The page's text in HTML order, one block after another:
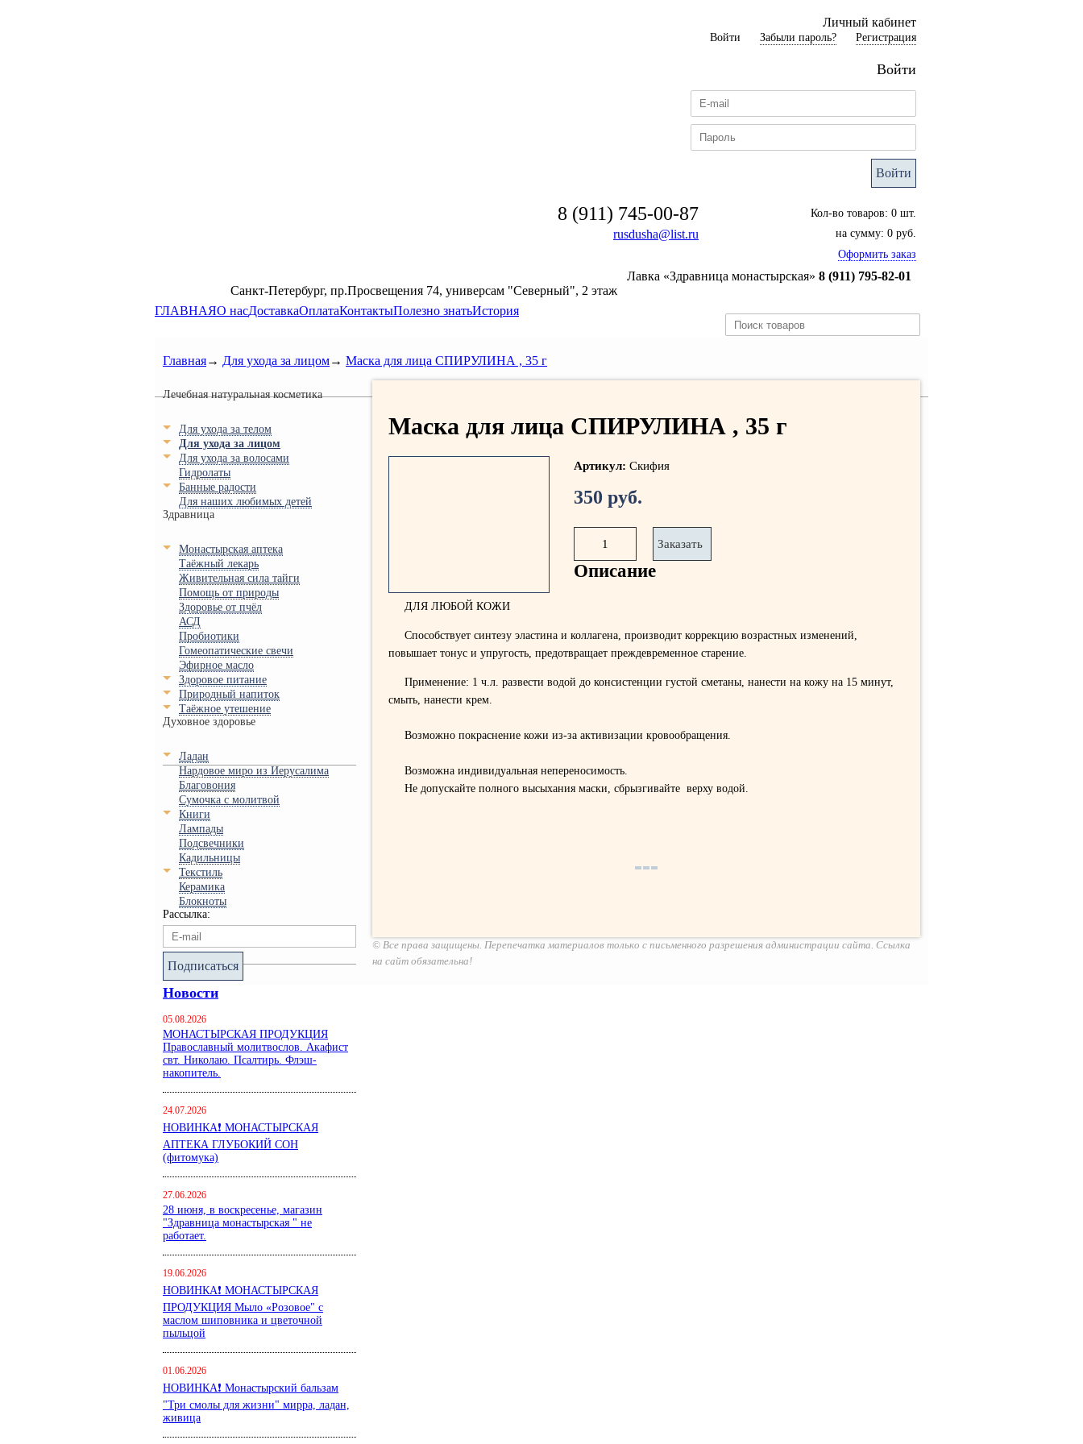
Личный кабинет
Войти Забыли пароль? Регистрация
Войти
Войти
8 (911) 745-00-87
rusdusha@list.ru
Кол-во товаров: 0 шт.
на сумму: 0 руб.
Оформить заказ
Лавка «Здравница монастырская» 8 (911) 795-82-01
Санкт-Петербург, пр.Просвещения 74, универсам "Северный", 2 этаж
ГЛАВНАЯО насДоставкаОплатаКонтактыПолезно знатьИстория
Главная→ Для ухода за лицом→ Маска для лица СПИРУЛИНА , 35 г
Лечебная натуральная косметика
Для ухода за телом
Для ухода за лицом
Для ухода за волосами
Гидролаты
Банные радости
Для наших любимых детей
Здравница
Монастырская аптека
Таёжный лекарь
Живительная сила тайги
Помощь от природы
Здоровье от пчёл
АСД
Пробиотики
Гомеопатические свечи
Эфирное масло
Здоровое питание
Природный напиток
Таёжное утешение
Духовное здоровье
Ладан
Нардовое миро из Иерусалима
Благовония
Сумочка с молитвой
Книги
Лампады
Подсвечники
Кадильницы
Текстиль
Керамика
Блокноты
Рассылка:
Подписаться
Новости
05.08.2026
МОНАСТЫРСКАЯ ПРОДУКЦИЯ
Православный молитвослов. Акафист
свт. Николаю. Псалтирь. Флэш-
накопитель.
24.07.2026
НОВИНКА❗ МОНАСТЫРСКАЯ
АПТЕКА ГЛУБОКИЙ СОН
(фитомука)
27.06.2026
28 июня, в воскресенье, магазин
"Здравница монастырская " не
работает.
19.06.2026
НОВИНКА❗ МОНАСТЫРСКАЯ
ПРОДУКЦИЯ Мыло «Розовое" с
маслом шиповника и цветочной
пыльцой
01.06.2026
НОВИНКА❗ Монастырский бальзам
"Три смолы для жизни" мирра, ладан,
живица
Маска для лица СПИРУЛИНА , 35 г
Артикул: Скифия
350 руб.
1 Заказать
Описание
ДЛЯ ЛЮБОЙ КОЖИ
Способствует синтезу эластина и коллагена, производит коррекцию возрастных изменений,
повышает тонус и упругость, предотвращает преждевременное старение.
Применение: 1 ч.л. развести водой до консистенции густой сметаны, нанести на кожу на 15 минут,
смыть, нанести крем.
Возможно покраснение кожи из-за активизации кровообращения.
Возможна индивидуальная непереносимость.
Не допускайте полного высыхания маски, сбрызгивайте верху водой.
© Все права защищены. Перепечатка материалов только с письменного разрешения администрации сайта. Ссылка
на сайт обязательна!